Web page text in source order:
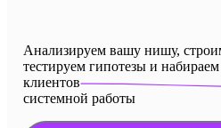
Анализируем вашу нишу,
тестируем гипотезы и
клиентов
системной работы